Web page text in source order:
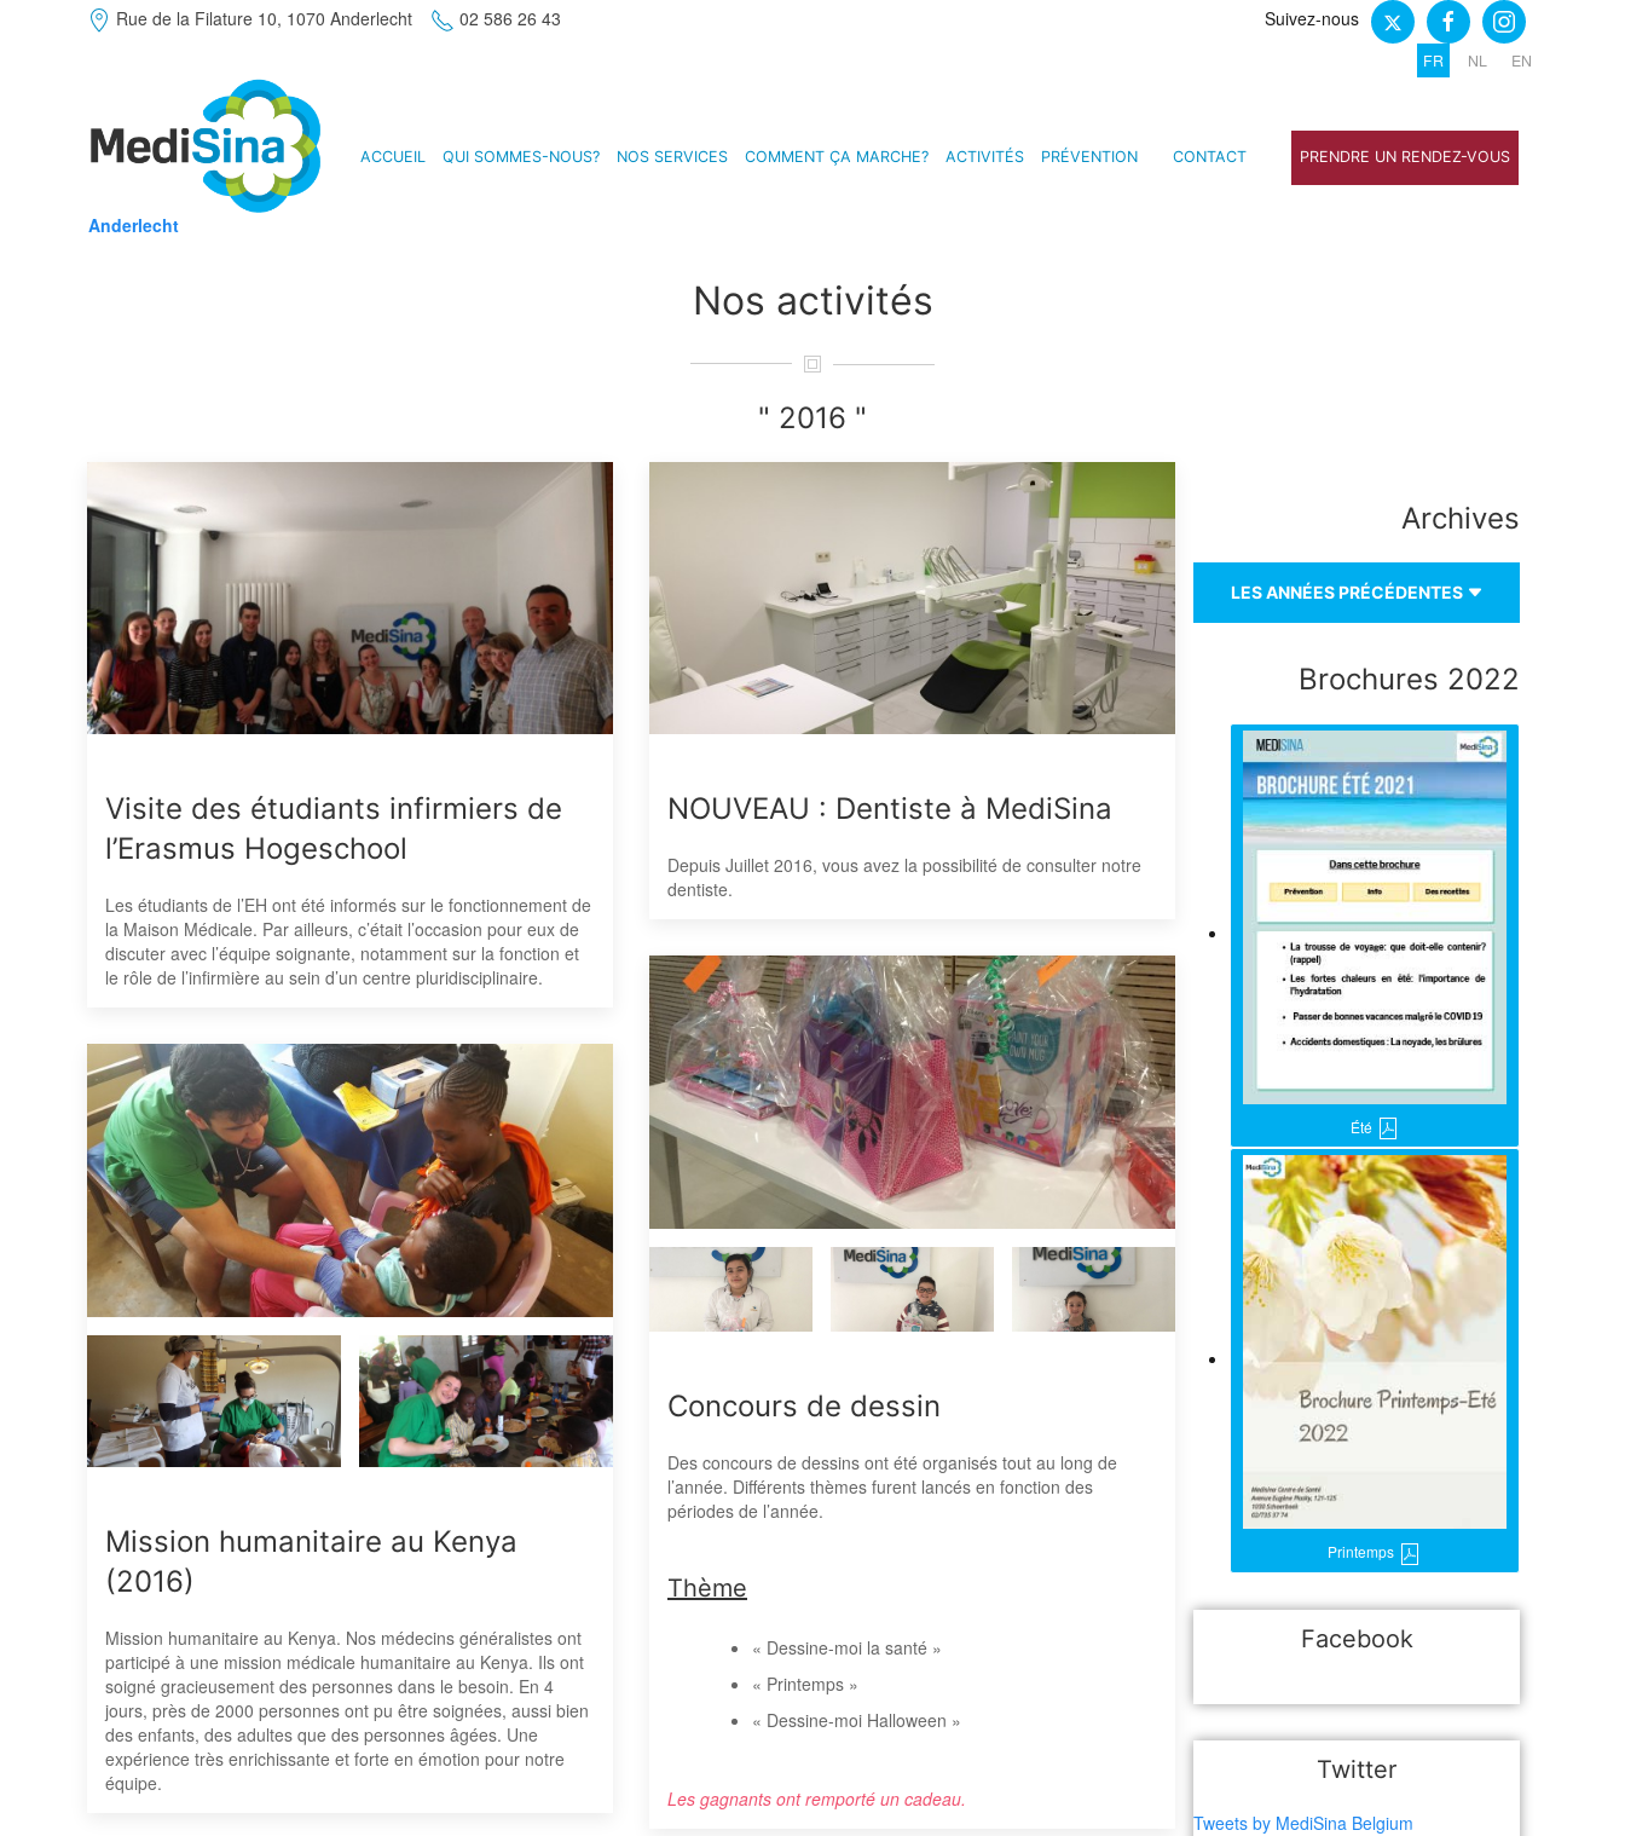
Rue de la Filature 10, 1070 Anderlecht 02 586 26 43 Suivez-nous
FR NL EN
Anderlecht
ACCUEIL QUI SOMMES-NOUS? NOS SERVICES COMMENT ÇA MARCHE? ACTIVITÉS PRÉVENTION CONTACT PRENDRE UN RENDEZ-VOUS
Nos activités
" 2016 "
Visite des étudiants infirmiers de
l’Erasmus Hogeschool
Les étudiants de l’EH ont été informés sur le fonctionnement de
la Maison Médicale. Par ailleurs, c’était l’occasion pour eux de
discuter avec l’équipe soignante, notamment sur la fonction et
le rôle de l’infirmière au sein d’un centre pluridisciplinaire.
NOUVEAU : Dentiste à MediSina
Depuis Juillet 2016, vous avez la possibilité de consulter notre
dentiste.
Mission humanitaire au Kenya
(2016)
Mission humanitaire au Kenya. Nos médecins généralistes ont
participé à une mission médicale humanitaire au Kenya. Ils ont
soigné gracieusement des personnes dans le besoin. En 4
jours, près de 2000 personnes ont pu être soignées, aussi bien
des enfants, des adultes que des personnes âgées. Une
expérience très enrichissante et forte en émotion pour notre
équipe.
Concours de dessin
Des concours de dessins ont été organisés tout au long de
l’année. Différents thèmes furent lancés en fonction des
périodes de l’année.
Thème
« Dessine-moi la santé »
« Printemps »
« Dessine-moi Halloween »
Les gagnants ont remporté un cadeau.
Archives
LES ANNÉES PRÉCÉDENTES
Brochures 2022
Été
Printemps
Facebook
Twitter
Tweets by MediSina Belgium